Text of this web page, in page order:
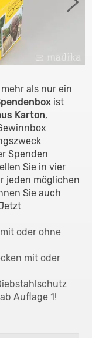
als nur ein
ist
Karton,
Spenden
Sie in vier
jeden möglichen
Sie auch
oder ohne
mit oder
Auflage 1!